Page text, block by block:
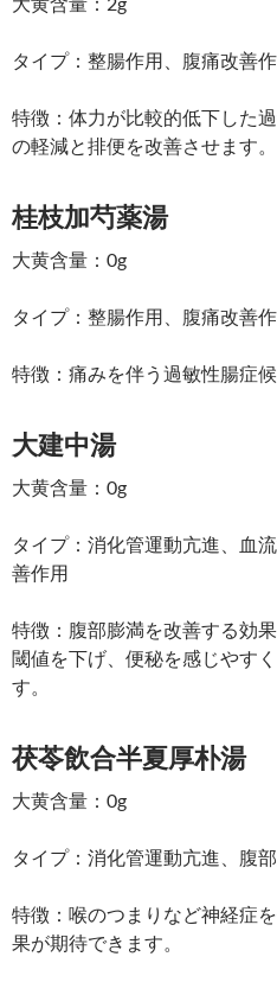
タイプ：整腸作用、腹痛改善
特徴：体力が比較的低下した
の軽減と排便を改善させます。
桂枝加芍薬湯
大黄含量：0g
タイプ：整腸作用、腹痛改善
特徴：痛みを伴う過敏性腸症候
大建中湯
大黄含量：0g
タイプ：消化管運動亢進、血
善作用
特徴：腹部膨満を改善する効
閾値を下げ、便秘を感じやす
す。
茯苓飲合半夏厚朴湯
大黄含量：0g
タイプ：消化管運動亢進、腹
特徴：喉のつまりなど神経症
果が期待できます。